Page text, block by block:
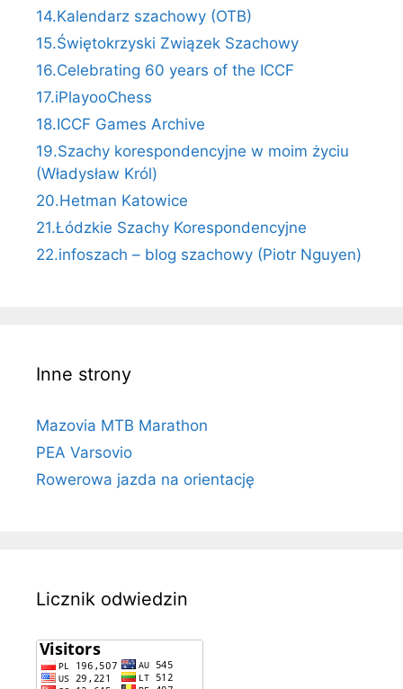
14.Kalendarz szachowy (OTB)
15.Świętokrzyski Związek Szachowy
16.Celebrating 60 years of the ICCF
17.iPlayooChess
18.ICCF Games Archive
19.Szachy korespondencyjne w moim życiu
(Władysław Król)
20.Hetman Katowice
21.Łódzkie Szachy Korespondencyjne
22.infoszach – blog szachowy (Piotr Nguyen)
Inne strony
Mazovia MTB Marathon
PEA Varsovio
Rowerowa jazda na orientację
Licznik odwiedzin